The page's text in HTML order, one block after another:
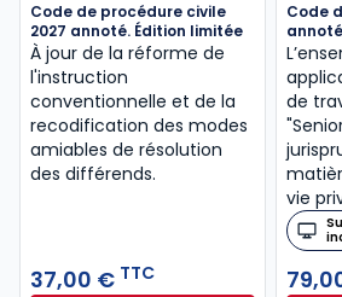
Code de procédure civile
2027 annoté. Édition limitée
À jour de la réforme de
l'instruction
conventionnelle et de la
recodification des modes
amiables de résolution
des différends.
37,00 € TTC
Code
de
vie